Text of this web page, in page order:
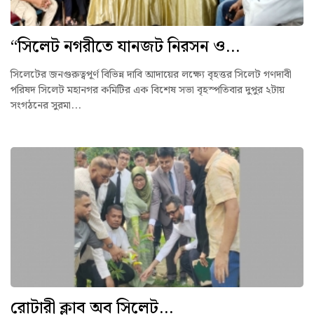
“সিলেট নগরীতে যানজট নিরসন ও...
সিলেটের জনগুরুত্বপূর্ণ বিভিন্ন দাবি আদায়ের লক্ষ্যে বৃহত্তর সিলেট গণদাবী
পরিষদ সিলেট মহানগর কমিটির এক বিশেষ সভা বৃহস্পতিবার দুপুর ২টায়
সংগঠনের সুরমা...
রোটারী ক্লাব অব সিলেট...